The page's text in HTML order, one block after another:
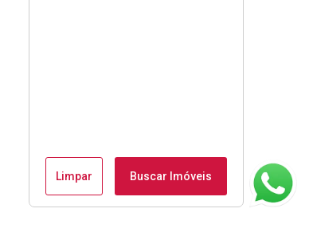
Limpar Buscar Imóveis